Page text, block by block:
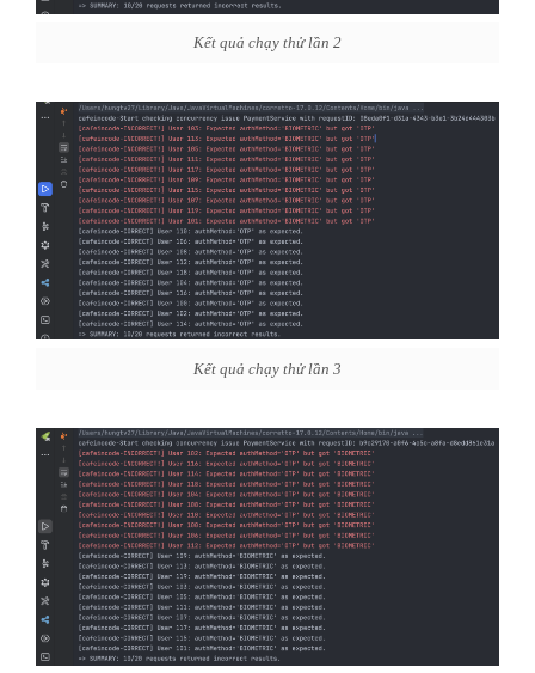
Kết quả chạy thử lần 2
Kết quả chạy thử lần 3